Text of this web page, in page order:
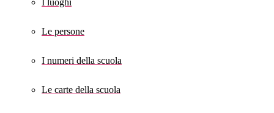
I luoghi
Le persone
I numeri della scuola
Le carte della scuola